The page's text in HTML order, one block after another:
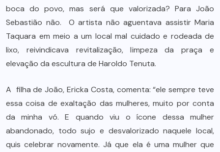
boca do povo, mas será que valorizada? Para João
Sebastião não. O artista não aguentava assistir Maria
Taquara em meio a um local mal cuidado e rodeada de
lixo, reivindicava revitalização, limpeza da praça e
elevação da escultura de Haroldo Tenuta.
A filha de João, Ericka Costa, comenta: “ele sempre teve
essa coisa de exaltação das mulheres, muito por conta
da minha vó. E quando viu o ícone dessa mulher
abandonado, todo sujo e desvalorizado naquele local,
quis celebrar novamente. Já que ela é uma mulher que